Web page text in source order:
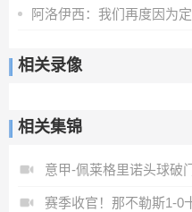
相关录像
相关集锦
意甲-佩莱格里诺头球破